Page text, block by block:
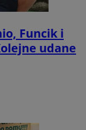
Funcik i
udane